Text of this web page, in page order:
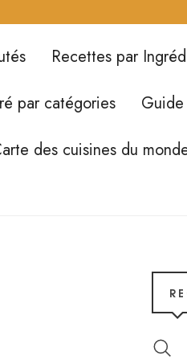
Recettes par
par catégories
des cuisines du